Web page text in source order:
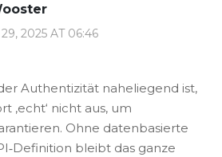
2025 AT 06:46
Authentizität naheliegend ist,
‚echt‘ nicht aus, um
Ohne datenbasierte
bleibt das ganze